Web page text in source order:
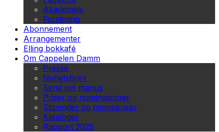
Akademisk
Forskning
Abonnement
Arrangementer
Elling bokkafé
Om Cappelen Damm
Presse
Nyhetsbrev
Send inn manus
Priser og nominasjoner
Stipender og minnepriser
Kataloger
Rapport 2025